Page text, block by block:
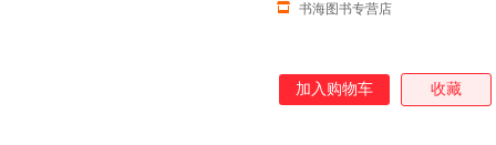
书海图书专营店
加入购物车 收藏